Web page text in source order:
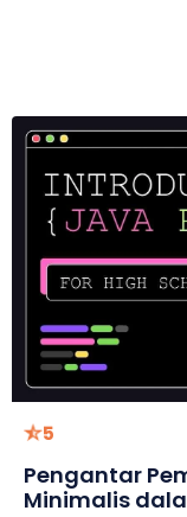
5
Pengantar
Minimalis